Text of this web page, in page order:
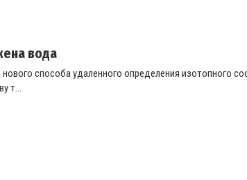
вода
способа удаленного определения изотопного
т...